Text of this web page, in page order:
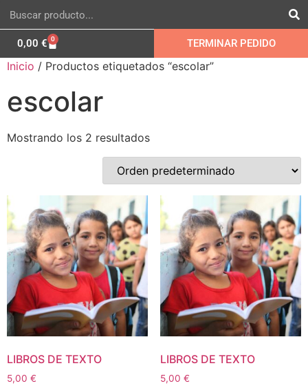
0,00 € 0 TERMINAR PEDIDO
Inicio / Productos etiquetados “escolar”
escolar
Mostrando los 2 resultados
LIBROS DE TEXTO
5,00 €
LIBROS DE TEXTO
5,00 €